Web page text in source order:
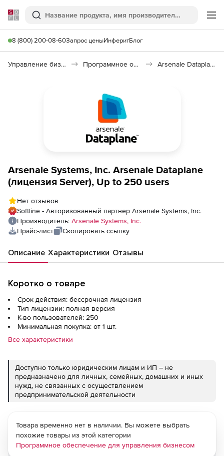
Softline
Поиск
8 (800) 200-08-60Запрос ценыИнферитБлог
Управление бизнесом, CRM/ERP Программное обеспечение для управления бизнесом Arsenale Dataplane for JIRA
Arsenale Systems, Inc. Arsenale Dataplane
(лицензия Server), Up to 250 users
Нет отзывов
Softline - Авторизованный партнер Arsenale Systems, Inc.
Производитель: Arsenale Systems, Inc.
Прайс-лист
Скопировать ссылку
Описание Характеристики Отзывы
Коротко о товаре
Срок действия: бессрочная лицензия
Тип лицензии: полная версия
К-во пользователей: 250
Минимальная покупка: от 1 шт.
Все характеристики
Доступно только юридическим лицам и ИП – не
предназначено для личных, семейных, домашних и иных
нужд, не связанных с осуществлением
предпринимательской деятельности
Товара временно нет в наличии. Вы можете выбрать
похожие товары из этой категории
Программное обеспечение для управления бизнесом